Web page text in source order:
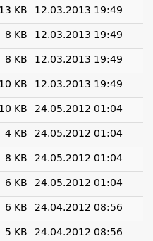
13 KB 12.03.2013 19:49
8 KB 12.03.2013 19:49
8 KB 12.03.2013 19:49
10 KB 12.03.2013 19:49
10 KB 24.05.2012 01:04
4 KB 24.05.2012 01:04
8 KB 24.05.2012 01:04
6 KB 24.05.2012 01:04
6 KB 24.04.2012 08:56
5 KB 24.04.2012 08:56